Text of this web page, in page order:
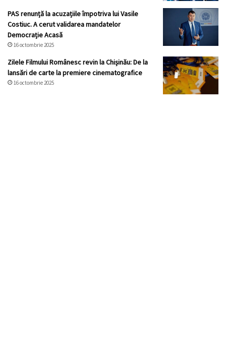
PAS renunță la acuzațiile împotriva lui Vasile
Costiuc. A cerut validarea mandatelor
Democrație Acasă
16 octombrie 2025
Zilele Filmului Românesc revin la Chișinău: De la
lansări de carte la premiere cinematografice
16 octombrie 2025